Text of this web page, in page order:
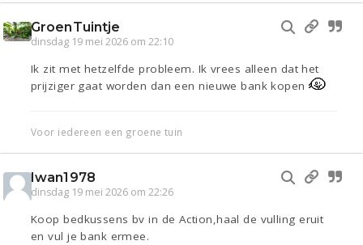
GroenTuintje
dinsdag 19 mei 2026 om 22:10
Ik zit met hetzelfde probleem. Ik vrees alleen dat het
prijziger gaat worden dan een nieuwe bank kopen
Voor iedereen een groene tuin
Iwan1978
dinsdag 19 mei 2026 om 22:26
Koop bedkussens bv in de Action,haal de vulling eruit
en vul je bank ermee.